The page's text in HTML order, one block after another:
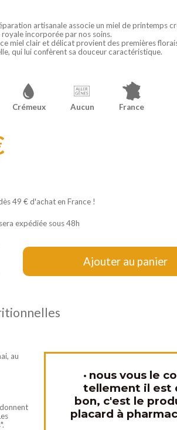
artisanale associe un miel de printemps
incorporée par nos soins.
miel clair et délicat provient des premières
qui lui confèrent sa douceur caractéristique.
Crémeux Aucun France
49 € d'achat en France !
expédiée sous 48h
Ajouter au panier
au
nous vous le
tellement il est
bon, c'est le
placard à